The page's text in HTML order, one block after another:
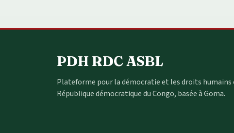
PDH RDC ASBL
Plateforme pour la démocratie et les droits humains
République démocratique du Congo, basée à Goma.